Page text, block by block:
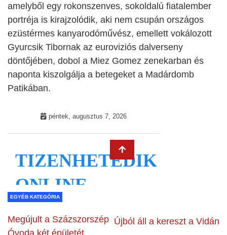
amelyből egy rokonszenves, sokoldalú fiatalember
portréja is kirajzolódik, aki nem csupán országos
ezüstérmes kanyarodóművész, emellett vokálozott
Gyurcsik Tibornak az euroviziós dalverseny
döntőjében, dobol a Miez Gomez zenekarban és
naponta kiszolgálja a betegeket a Madárdomb
Patikában.
EGYÉB KATEGÓRIA
Megújult a Százszorszép
Óvoda két épületét
Újból áll a kereszt a Vidán